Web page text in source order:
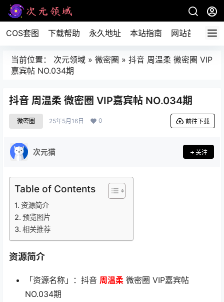
COS套图 下载帮助 永久地址 本站指南 网站首页
当前位置： 次元领域 » 微密圈 » 抖音 周温柔 微密圈 VIP
嘉宾帖 NO.034期
抖音 周温柔 微密圈 VIP嘉宾帖 NO.034期
微密圈 25年5月16日 0 前往下载
次元猫 关注
Table of Contents
资源简介
预览图片
相关推荐
资源简介
「资源名称」：抖音 周温柔 微密圈 VIP嘉宾帖
NO.034期